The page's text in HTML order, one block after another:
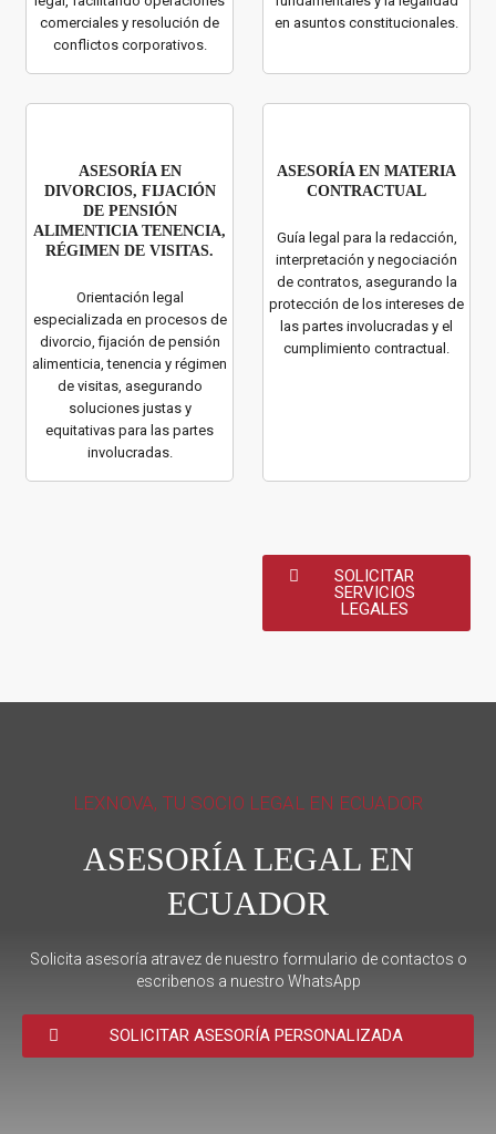
comerciales y resolución de
conflictos corporativos.
en asuntos constitucionales.
ASESORÍA EN
DIVORCIOS, FIJACIÓN
DE PENSIÓN
ALIMENTICIA TENENCIA,
RÉGIMEN DE VISITAS.
Orientación legal
especializada en procesos de
divorcio, fijación de pensión
alimenticia, tenencia y régimen
de visitas, asegurando
soluciones justas y
equitativas para las partes
involucradas.
ASESORÍA EN MATERIA
CONTRACTUAL
Guía legal para la redacción,
interpretación y negociación
de contratos, asegurando la
protección de los intereses de
las partes involucradas y el
cumplimiento contractual.
SOLICITAR
SERVICIOS
LEGALES
LEXNOVA, TU SOCIO LEGAL EN ECUADOR
ASESORÍA LEGAL EN
ECUADOR
Solicita asesoría atravez de nuestro formulario de contactos o
escribenos a nuestro WhatsApp
SOLICITAR ASESORÍA PERSONALIZADA